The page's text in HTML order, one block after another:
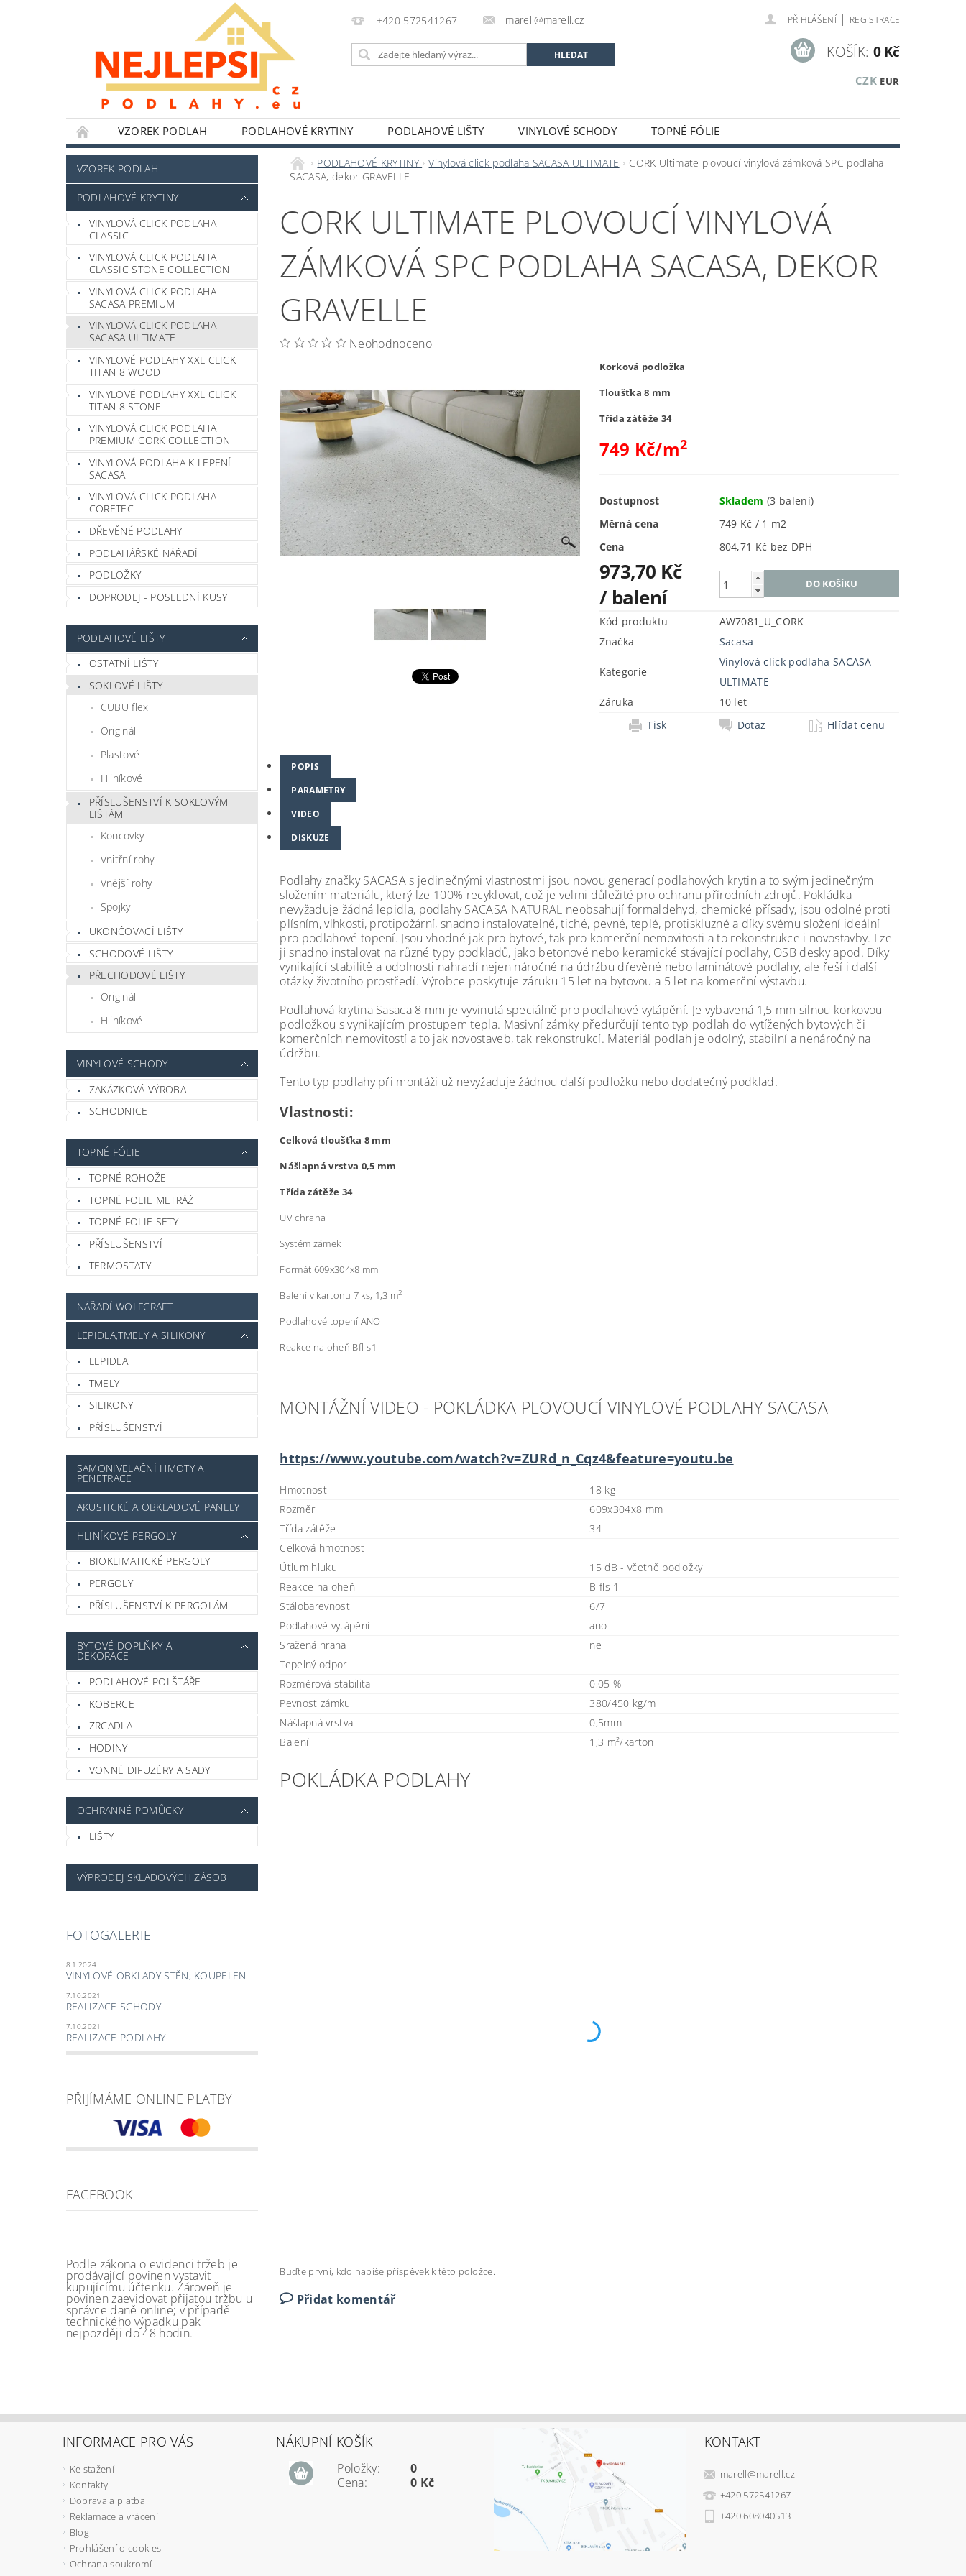
+420 572541267 marell@marell.cz PŘIHLÁŠENÍ | REGISTRACE
CZK EUR
KOŠÍK: 0 Kč
VZOREK PODLAH PODLAHOVÉ KRYTINY PODLAHOVÉ LIŠTY VINYLOVÉ SCHODY
TOPNÉ FÓLIE
NÁŘADÍ WOLFCRAFT
LEPIDLA,TMELY A SILIKONY SAMONIVELAČNÍ HMOTY A PENETRACE
AKUSTICKÉ A OBKLADOVÉ PANELY
HLINÍKOVÉ PERGOLY
BYTOVÉ DOPLŇKY A DEKORACE
POKYNY K INSTALACI
BLOG FOTOGALERIE
VZOREK PODLAH
PODLAHOVÉ KRYTINY
VINYLOVÁ CLICK PODLAHA
CLASSIC
VINYLOVÁ CLICK PODLAHA
CLASSIC STONE COLLECTION
VINYLOVÁ CLICK PODLAHA
SACASA PREMIUM
VINYLOVÁ CLICK PODLAHA
SACASA ULTIMATE
VINYLOVÉ PODLAHY XXL CLICK
TITAN 8 WOOD
VINYLOVÉ PODLAHY XXL CLICK
TITAN 8 STONE
VINYLOVÁ CLICK PODLAHA
PREMIUM CORK COLLECTION
VINYLOVÁ PODLAHA K LEPENÍ
SACASA
VINYLOVÁ CLICK PODLAHA
CORETEC
DŘEVĚNÉ PODLAHY
PODLAHÁŘSKÉ NÁŘADÍ
PODLOŽKY
DOPRODEJ - POSLEDNÍ KUSY
PODLAHOVÉ LIŠTY
OSTATNÍ LIŠTY
SOKLOVÉ LIŠTY
CUBU flex
Originál
Plastové
Hliníkové
PŘÍSLUŠENSTVÍ K SOKLOVÝM
LIŠTÁM
Koncovky
Vnitřní rohy
Vnější rohy
Spojky
UKONČOVACÍ LIŠTY
SCHODOVÉ LIŠTY
PŘECHODOVÉ LIŠTY
Originál
Hliníkové
VINYLOVÉ SCHODY
ZAKÁZKOVÁ VÝROBA
SCHODNICE
TOPNÉ FÓLIE
TOPNÉ ROHOŽE
TOPNÉ FOLIE METRÁŽ
TOPNÉ FOLIE SETY
PŘÍSLUŠENSTVÍ
TERMOSTATY
NÁŘADÍ WOLFCRAFT
LEPIDLA,TMELY A SILIKONY
LEPIDLA
TMELY
SILIKONY
PŘÍSLUŠENSTVÍ
SAMONIVELAČNÍ HMOTY A
PENETRACE
AKUSTICKÉ A OBKLADOVÉ PANELY
HLINÍKOVÉ PERGOLY
BIOKLIMATICKÉ PERGOLY
PERGOLY
PŘÍSLUŠENSTVÍ K PERGOLÁM
BYTOVÉ DOPLŇKY A
DEKORACE
PODLAHOVÉ POLŠTÁŘE
KOBERCE
ZRCADLA
HODINY
VONNÉ DIFUZÉRY A SADY
OCHRANNÉ POMŮCKY
LIŠTY
VÝPRODEJ SKLADOVÝCH ZÁSOB
FOTOGALERIE
8.1.2024
VINYLOVÉ OBKLADY STĚN, KOUPELEN
7.10.2021
REALIZACE SCHODY
7.10.2021
REALIZACE PODLAHY
PŘIJÍMÁME ONLINE PLATBY
FACEBOOK
Podle zákona o evidenci tržeb je
prodávající povinen vystavit
kupujícímu účtenku. Zároveň je
povinen zaevidovat přijatou tržbu u
správce daně online; v případě
technického výpadku pak
nejpozději do 48 hodin.
PODLAHOVÉ KRYTINY Vinylová click podlaha SACASA ULTIMATE
CORK Ultimate plovoucí vinylová zámková SPC podlaha
SACASA, dekor GRAVELLE
CORK ULTIMATE PLOVOUCÍ VINYLOVÁ
ZÁMKOVÁ SPC PODLAHA SACASA, DEKOR
GRAVELLE
Neohodnoceno
Korková podložka
Tloušťka 8 mm
Třída zátěže 34
749 Kč/m2
Dostupnost Skladem(3 balení)
Měrná cena
749 Kč / 1 m2
Cena
804,71 Kč bez DPH
973,70 Kč
/ balení
Kód produktu
AW7081_U_CORK
Značka
Sacasa
Kategorie
Vinylová click podlaha SACASA
ULTIMATE
Záruka
10 let
Tisk
Dotaz Hlídat cenu
POPIS
PARAMETRY
VIDEO
DISKUZE
Podlahy značky SACASA s jedinečnými vlastnostmi jsou novou generací podlahových krytin a to svým jedinečným
složením materiálu, který lze 100% recyklovat, což je velmi důležité pro ochranu přírodních zdrojů. Pokládka
nevyžaduje žádná lepidla, podlahy SACASA NATURAL neobsahují formaldehyd, chemické přísady, jsou odolné proti
plísním, vlhkosti, protipožární, snadno instalovatelné, tiché, pevné, teplé, protiskluzné a díky svému složení ideální
pro podlahové topení. Jsou vhodné jak pro bytové, tak pro komerční nemovitosti a to rekonstrukce i novostavby. Lze
ji snadno instalovat na různé typy podkladů, jako betonové nebo keramické stávající podlahy, OSB desky apod. Díky
vynikající stabilitě a odolnosti nahradí nejen náročné na údržbu dřevěné nebo laminátové podlahy, ale řeší i další
otázky životního prostředí. Výrobce poskytuje záruku 15 let na bytovou a 5 let na komerční výstavbu.
Podlahová krytina Sasaca 8 mm je vyvinutá speciálně pro podlahové vytápění. Je vybavená 1,5 mm silnou korkovou
podložkou s vynikajícím prostupem tepla. Masivní zámky předurčují tento typ podlah do vytížených bytových či
komerčních nemovitostí a to jak novostaveb, tak rekonstrukcí. Materiál podlah je odolný, stabilní a nenáročný na
údržbu.
Tento typ podlahy při montáži už nevyžaduje žádnou další podložku nebo dodatečný podklad.
Vlastnosti:
Celková tloušťka 8 mm
Nášlapná vrstva 0,5 mm
Třída zátěže 34
UV chrana
Systém zámek
Formát 609x304x8 mm
Balení v kartonu 7 ks, 1,3 m2
Podlahové topení ANO
Reakce na oheň Bfl-s1
MONTÁŽNÍ VIDEO - POKLÁDKA PLOVOUCÍ VINYLOVÉ PODLAHY SACASA
https://www.youtube.com/watch?v=ZURd_n_Cqz4&feature=youtu.be
Hmotnost
18 kg
Rozměr
609x304x8 mm
Třída zátěže
34
Celková hmotnost
Útlum hluku
15 dB - včetně podložky
Reakce na oheň
B fls 1
Stálobarevnost
6/7
Podlahové vytápění
ano
Sražená hrana
ne
Tepelný odpor
Rozměrová stabilita
0,05 %
Pevnost zámku
380/450 kg/m
Nášlapná vrstva
0,5mm
Balení
1,3 m²/karton
POKLÁDKA PODLAHY
Buďte první, kdo napíše příspěvek k této položce.
Přidat komentář
INFORMACE PRO VÁS
Ke stažení
Kontakty
Doprava a platba
Reklamace a vrácení
Blog
Prohlášení o cookies
Ochrana soukromí
NÁKUPNÍ KOŠÍK
Položky:
Cena:
0
0 Kč
KONTAKT
marell@marell.cz
+420 572541267
+420 608040513